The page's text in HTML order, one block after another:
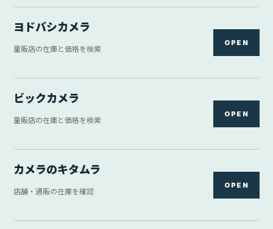
ヨドバシカメラ
量販店の在庫と価格を検索
OPEN
ビックカメラ
量販店の在庫と価格を検索
OPEN
カメラのキタムラ
店舗・通販の在庫を確認
OPEN